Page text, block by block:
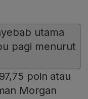
utama
pagi menurut
poin atau
Morgan